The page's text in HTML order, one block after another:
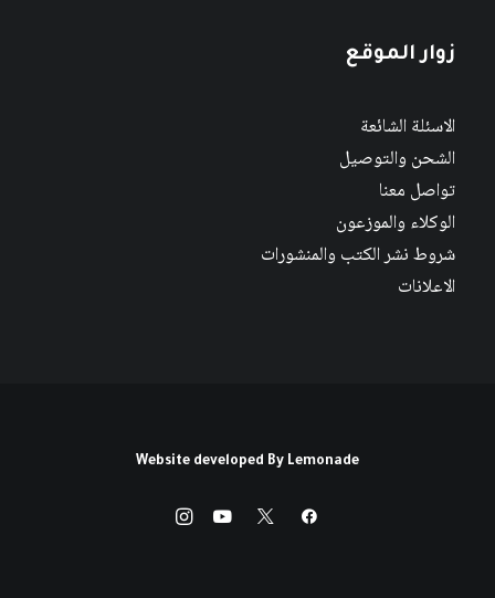
زوار الموقع
الاسئلة الشائعة
الشحن والتوصيل
تواصل معنا
الوكلاء والموزعون
شروط نشر الكتب والمنشورات
الاعلانات
Website developed By Lemonade